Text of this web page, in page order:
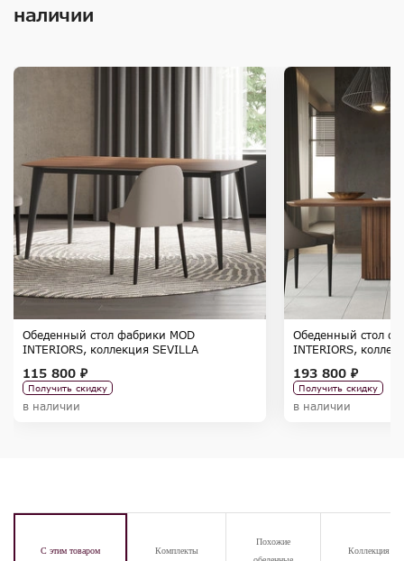
наличии
Обеденный стол фабрики MOD
INTERIORS, коллекция SEVILLA
115 800 ₽
Получить скидку
в наличии
Обеденный стол
INTERIORS,
193 800 ₽
Получить скидку
в наличии
С этим товаром Комплекты
Похожие
Коллекция